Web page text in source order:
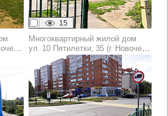
15
Многоквартирный жилой дом
ул. 10 Пятилетки, 35 (г. Новочебоксарск)